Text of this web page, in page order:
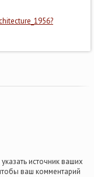
источник ваших
ваш комментарий